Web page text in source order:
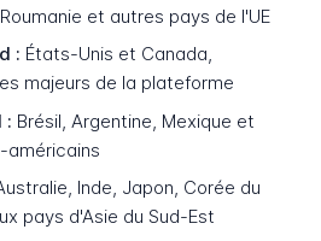
et autres pays de l'UE
: États-Unis et Canada,
majeurs de la plateforme
: Brésil, Argentine, Mexique et
américains
Inde, Japon, Corée du
pays d'Asie du Sud-Est